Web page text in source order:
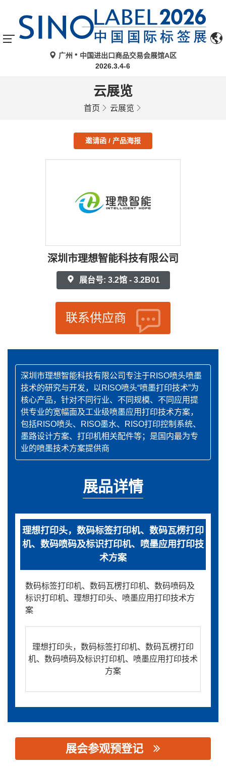
广州
中国进出口商品交易会展馆A区
2026.3.4-6
云展览
首页 云展览
邀请函 / 产品海报
深圳市理想智能科技有限公司
展台号: 3.2馆 - 3.2B01
联系供应商
深圳市理想智能科技有限公司专注于RISO喷头喷墨
技术的研究与开发，以RISO喷头“喷墨打印技术”为
核心产品，针对不同行业、不同规模、不同应用提
供专业的宽幅面及工业级喷墨应用打印技术方案，
包括RISO喷头、RISO墨水、RISO打印控制系统、
墨路设计方案、打印机相关配件等；是国内最为专
业的喷墨技术方案提供商
展品详情
理想打印头，数码标签打印机、数码瓦楞打印
机、数码喷码及标识打印机、喷墨应用打印技
术方案
数码标签打印机、数码瓦楞打印机、数码喷码及
标识打印机、理想打印头、喷墨应用打印技术方
案
理想打印头，数码标签打印机、数码瓦楞打印
机、数码喷码及标识打印机、喷墨应用打印技术
方案
展会参观预登记